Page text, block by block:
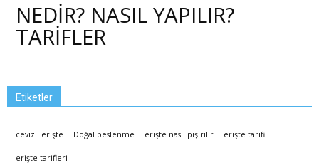
NEDİR? NASIL YAPILIR?
TARİFLER
Etiketler
cevizli erişte Doğal beslenme erişte nasıl pişirilir erişte tarifi
erişte tarifleri